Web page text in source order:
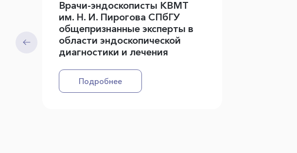
Врачи-эндоскописты КВМТ
им. Н. И. Пирогова СПбГУ
общепризнанные эксперты в
области эндоскопической
диагностики и лечения
Подробнее